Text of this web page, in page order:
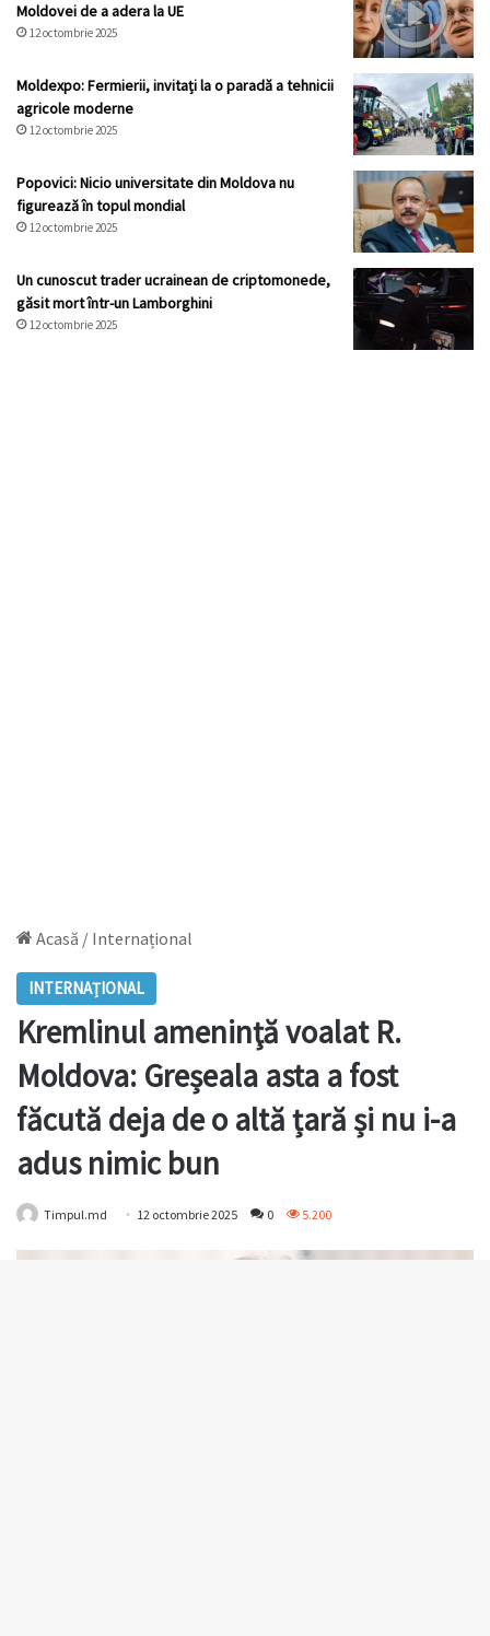
Moldovei de a adera la UE
12 octombrie 2025
Moldexpo: Fermierii, invitați la o paradă a tehnicii
agricole moderne
12 octombrie 2025
Popovici: Nicio universitate din Moldova nu
figurează în topul mondial
12 octombrie 2025
Un cunoscut trader ucrainean de criptomonede,
găsit mort într-un Lamborghini
12 octombrie 2025